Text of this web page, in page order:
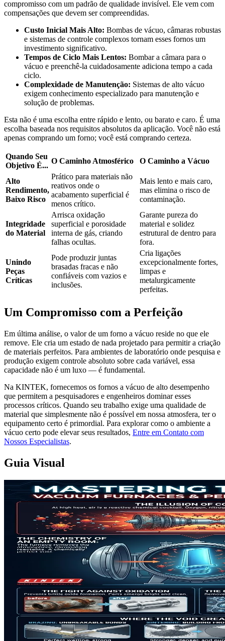
compromisso com um padrão de qualidade invisível. Ele vem com
compensações que devem ser compreendidas.
Custo Inicial Mais Alto: Bombas de vácuo, câmaras robustas
e sistemas de controle complexos tornam esses fornos um
investimento significativo.
Tempos de Ciclo Mais Lentos: Bombar a câmara para o
vácuo e preenchê-la cuidadosamente adiciona tempo a cada
ciclo.
Complexidade de Manutenção: Sistemas de alto vácuo
exigem conhecimento especializado para manutenção e
solução de problemas.
Esta não é uma escolha entre rápido e lento, ou barato e caro. É uma
escolha baseada nos requisitos absolutos da aplicação. Você não está
apenas comprando um forno; você está comprando certeza.
Quando Seu
Objetivo É...
O Caminho Atmosférico O Caminho a Vácuo
Alto
Rendimento,
Baixo Risco
Prático para materiais não
reativos onde o
acabamento superficial é
menos crítico.
Mais lento e mais caro,
mas elimina o risco de
contaminação.
Integridade
do Material
Arrisca oxidação
superficial e porosidade
interna de gás, criando
falhas ocultas.
Garante pureza do
material e solidez
estrutural de dentro para
fora.
Unindo
Peças
Críticas
Pode produzir juntas
brasadas fracas e não
confiáveis com vazios e
inclusões.
Cria ligações
excepcionalmente fortes,
limpas e
metalurgicamente
perfeitas.
Um Compromisso com a Perfeição
Em última análise, o valor de um forno a vácuo reside no que ele
remove. Ele cria um estado de nada projetado para permitir a criação
de materiais perfeitos. Para ambientes de laboratório onde pesquisa e
produção exigem controle absoluto sobre cada variável, essa
capacidade não é um luxo — é fundamental.
Na KINTEK, fornecemos os fornos a vácuo de alto desempenho
que permitem a pesquisadores e engenheiros dominar esses
processos críticos. Quando seu trabalho exige uma qualidade de
material que simplesmente não é possível em nossa atmosfera, ter o
equipamento certo é primordial. Para explorar como o ambiente a
vácuo certo pode elevar seus resultados, Entre em Contato com
Nossos Especialistas.
Guia Visual